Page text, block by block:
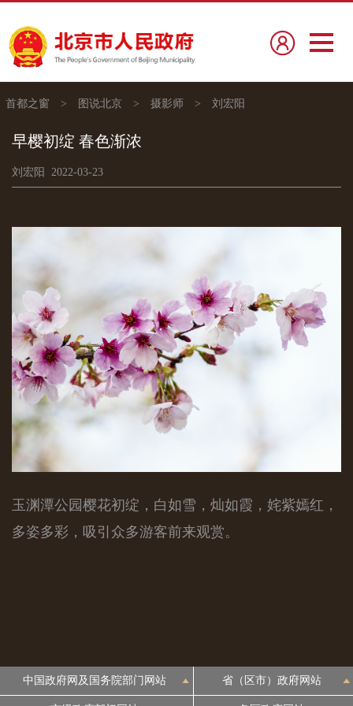
首都之窗 > 图说北京 > 摄影师 > 刘宏阳
早樱初绽 春色渐浓
刘宏阳 2022-03-23
玉渊潭公园樱花初绽，白如雪，灿如霞，姹紫嫣红，
多姿多彩，吸引众多游客前来观赏。
中国政府网及国务院部门网站 省（区市）政府网站